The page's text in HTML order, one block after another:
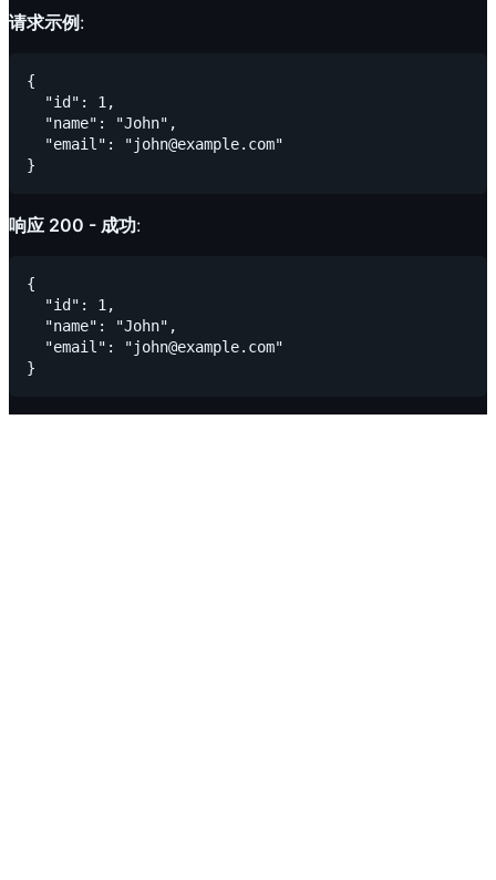
请求示例 :
{
  "id": 1,
  "name": "John",
  "email": "john@example.com"
响应 200 - 成功:
{
  "id": 1,
  "name": "John",
  "email": "john@example.com"